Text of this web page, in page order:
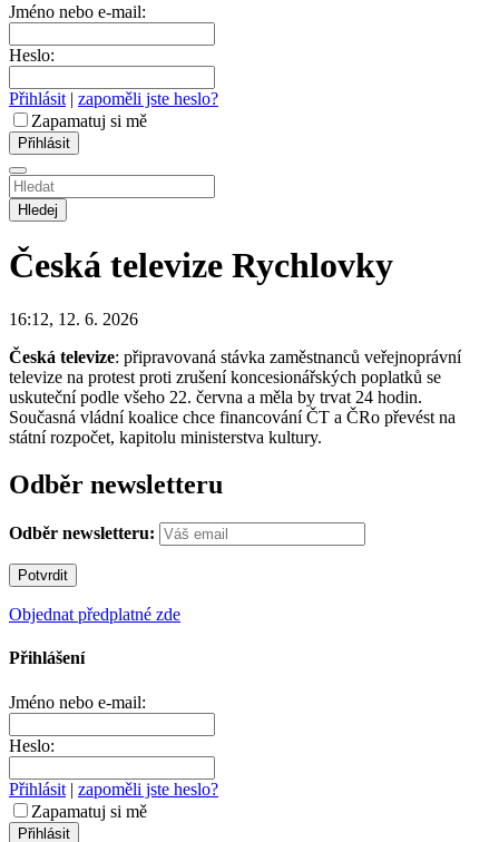
Jméno nebo e-mail:
Heslo:
Přihlásit | zapoměli jste heslo?
Zapamatuj si mě
Hledej
Česká televize Rychlovky
16:12, 12. 6. 2026
Česká televize: připravovaná stávka zaměstnanců veřejnoprávní
televize na protest proti zrušení koncesionářských poplatků se
uskuteční podle všeho 22. června a měla by trvat 24 hodin.
Současná vládní koalice chce financování ČT a ČRo převést na
státní rozpočet, kapitolu ministerstva kultury.
Odběr newsletteru
Odběr newsletteru:
Objednat předplatné zde
Přihlášení
Jméno nebo e-mail:
Heslo:
Přihlásit | zapoměli jste heslo?
Zapamatuj si mě